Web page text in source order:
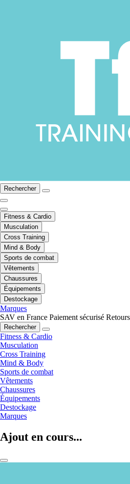
Rechercher
Fitness & Cardio
Musculation
Cross Training
Mind & Body
Sports de combat
Vêtements
Chaussures
Équipements
Destockage
Marques
SAV en France Paiement sécurisé
Rechercher
Fitness & Cardio
Musculation
Cross Training
Mind & Body
Sports de combat
Vêtements
Chaussures
Équipements
Destockage
Marques
Ajout en cours...